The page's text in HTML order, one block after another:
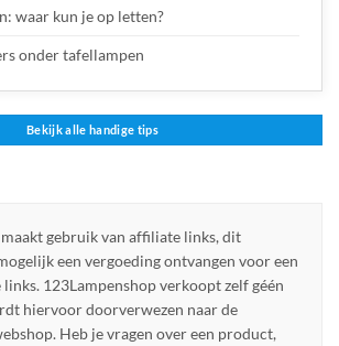
waar kun je op letten?
onder tafellampen
Bekijk alle handige tips
gebruik van affiliate links, dit
een vergoeding ontvangen voor een
links. 123Lampenshop verkoopt zelf géén
hiervoor doorverwezen naar de
Heb je vragen over een product,